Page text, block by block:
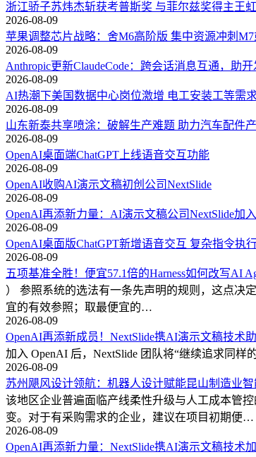
浙江骄子苏炜杰斩获考普斯奖 与菲尔兹奖得主王
2026-08-09
苹果调整芯片战略：舍M6高阶版 集中资源冲刺M7
2026-08-09
Anthropic更新ClaudeCode：跨会话消息互通，助
2026-08-09
AI热潮下美国数据中心岗位激增 电工安装工等需
2026-08-09
山东新泰共享喷涂：破解生产难题 助力汽车配件
2026-08-09
OpenAI桌面端ChatGPT上线语音交互功能
2026-08-09
OpenAI收购AI演示文稿初创公司NextSlide
2026-08-09
OpenAI再添新力量：AI演示文稿公司NextSlide加
2026-08-09
OpenAI桌面版ChatGPT新增语音交互 复杂指令执
2026-08-09
五项基准全胜！便宜57.1倍的Harness如何改写AI
） 参照系统的选法有一条先声明的规则，这点决
宜的有效参照；取最便宜的…
2026-08-09
OpenAI再添新成员！NextSlide携AI演示文稿技术
加入 OpenAI 后，NextSlide 团队将“继续追求同
2026-08-09
苏州飓风设计领航：机器人设计赋能昆山制造业
该地区企业普遍面临产线柔性升级与人工成本管
变。对于有采购需求的企业，建议在项目初期便…
2026-08-09
OpenAI再添新力量：NextSlide携AI演示文稿技术